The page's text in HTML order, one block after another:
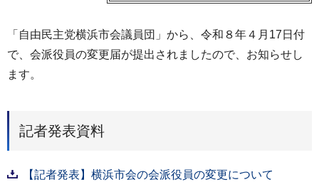
「自由民主党横浜市会議員団」から、令和８年４月17日付
で、会派役員の変更届が提出されましたので、お知らせし
ます。
記者発表資料
【記者発表】横浜市会の会派役員の変更について